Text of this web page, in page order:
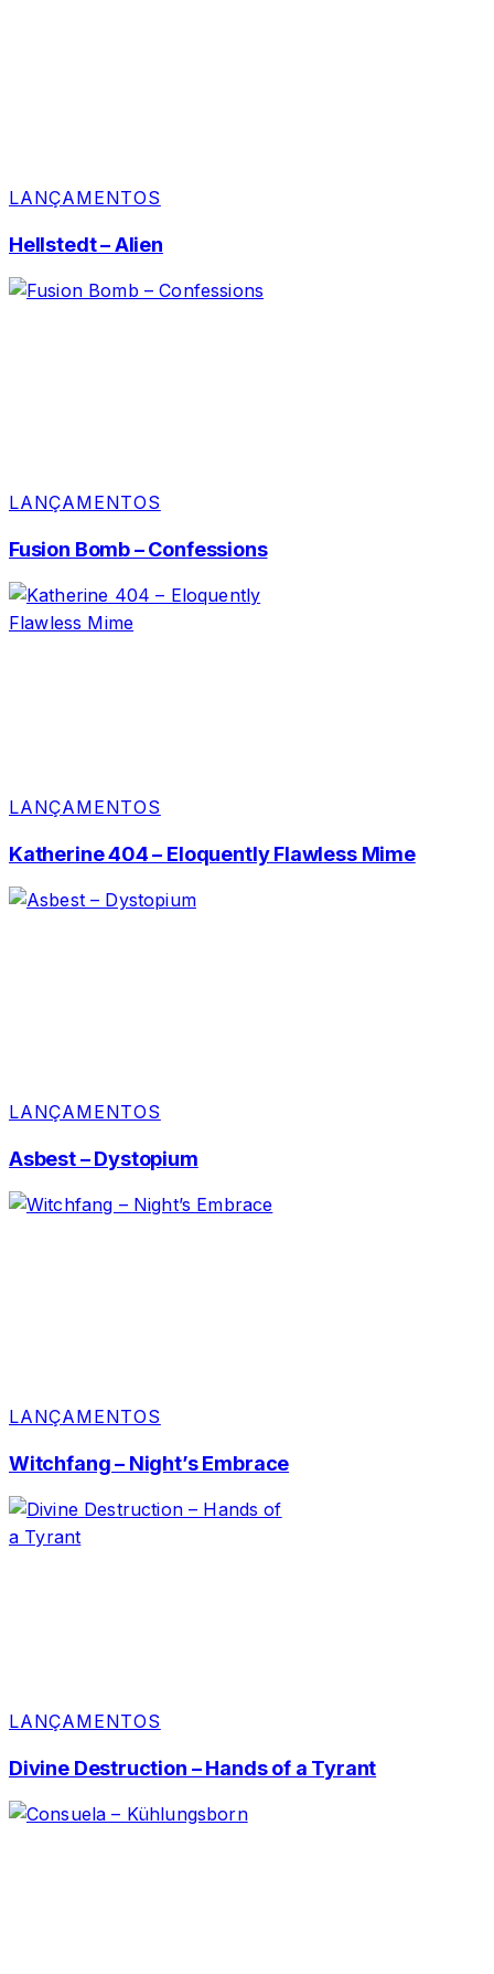
LANÇAMENTOS
Hellstedt – Alien
LANÇAMENTOS
Fusion Bomb – Confessions
LANÇAMENTOS
Katherine 404 – Eloquently Flawless Mime
LANÇAMENTOS
Asbest – Dystopium
LANÇAMENTOS
Witchfang – Night’s Embrace
LANÇAMENTOS
Divine Destruction – Hands of a Tyrant